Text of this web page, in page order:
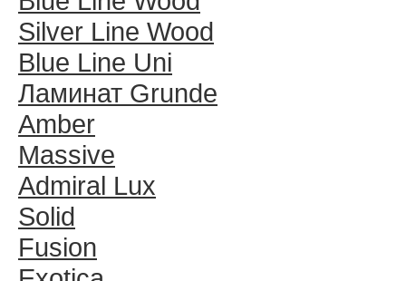
Silver Line Wood
Blue Line Uni
Ламинат Grunde
Amber
Massive
Admiral Lux
Solid
Fusion